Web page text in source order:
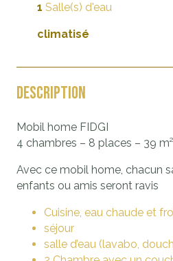
1 Salle(s) d'eau
climatisé
Description
Mobil home FIDGI
4 chambres – 8 places – 39
Avec ce mobil home, chacun
enfants ou amis seront ravis
Cuisine, eau chaude et
séjour
salle d’eau (lavabo,